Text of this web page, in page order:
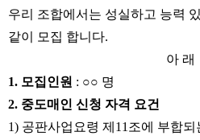
우리 조합에서는 성실하고 능력
같이 모집 합니다.
아 래
1. 모집인원 : ○○ 명
2. 중도매인 신청 자격 요건
1) 공판사업요령 제11조에 부합되